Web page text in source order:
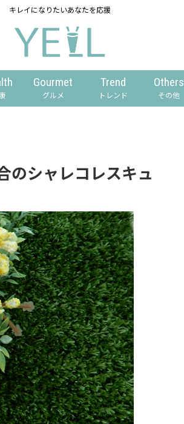
キレイになりたいあなたを応援
Gourmet
グルメ
Trend
トレンド
Others
その他
のシャレコレスキュ